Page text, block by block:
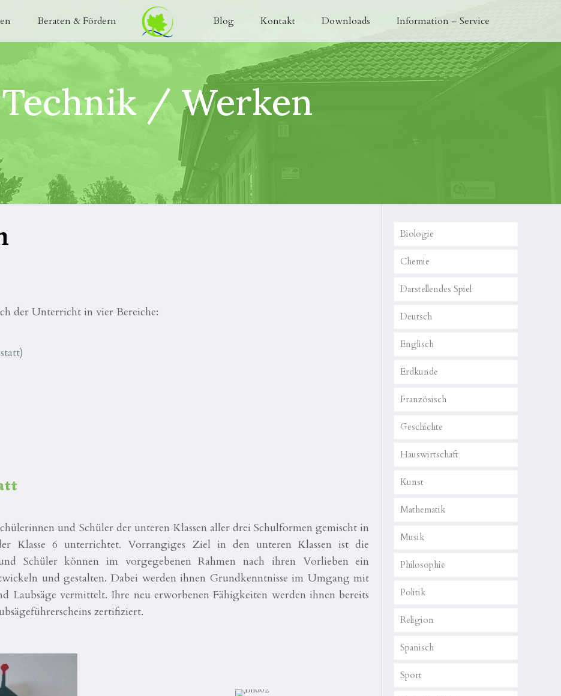
Beraten & Fördern Blog Kontakt Downloads Information – Service
Technik / Werken
der Unterricht in vier Bereiche:
und Schüler der unteren Klassen aller drei Schulformen gemischt in
Klasse 6 unterrichtet. Vorrangiges Ziel in den unteren Klassen ist die
Schüler können im vorgegebenen Rahmen nach ihren Vorlieben ein
und gestalten. Dabei werden ihnen Grundkenntnisse im Umgang mit
Laubsäge vermittelt. Ihre neu erworbenen Fähigkeiten werden ihnen bereits
zertifiziert.
Biologie
Chemie
Darstellendes Spiel
Deutsch
Englisch
Erdkunde
Französisch
Geschichte
Hauswirtschaft
Kunst
Mathematik
Musik
Philosophie
Politik
Religion
Spanisch
Sport